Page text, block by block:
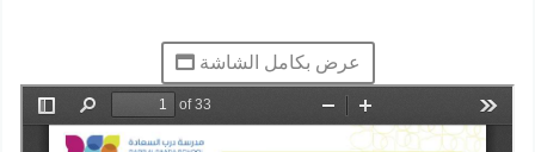
عرض بكامل الشاشة